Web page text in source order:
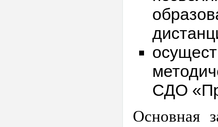
СДО
Основная